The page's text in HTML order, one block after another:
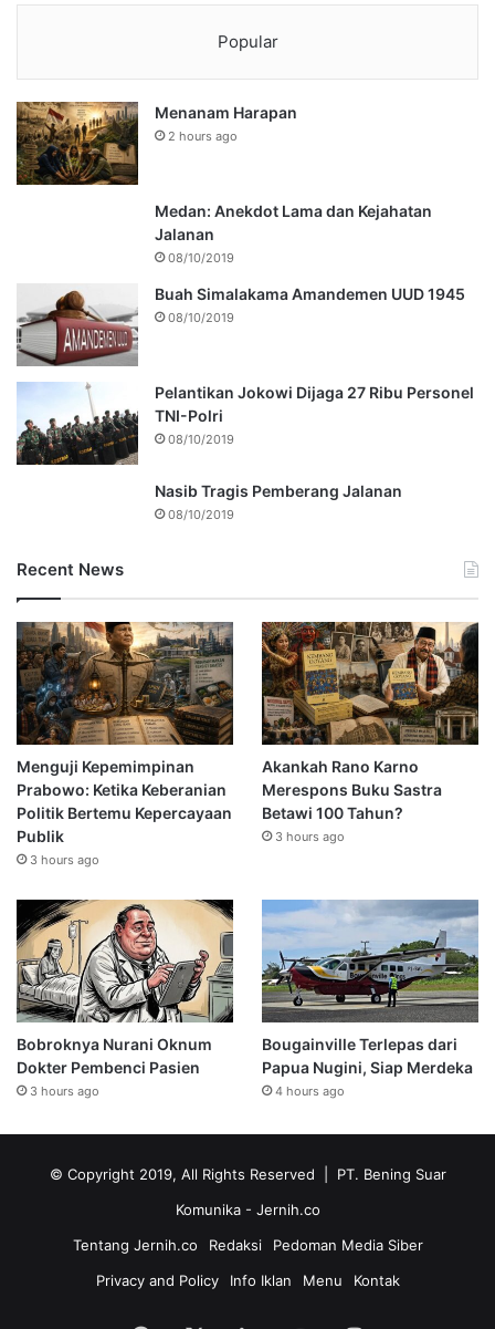
Popular
Menanam Harapan
2 hours ago
Medan: Anekdot Lama dan Kejahatan
Jalanan
08/10/2019
Buah Simalakama Amandemen UUD 1945
08/10/2019
Pelantikan Jokowi Dijaga 27 Ribu Personel
TNI-Polri
08/10/2019
Nasib Tragis Pemberang Jalanan
08/10/2019
Recent News
Menguji Kepemimpinan
Prabowo: Ketika Keberanian
Politik Bertemu Kepercayaan
Publik
3 hours ago
Akankah Rano Karno
Merespons Buku Sastra
Betawi 100 Tahun?
3 hours ago
Bobroknya Nurani Oknum
Dokter Pembenci Pasien
3 hours ago
Bougainville Terlepas dari
Papua Nugini, Siap Merdeka
4 hours ago
© Copyright 2019, All Rights Reserved | PT. Bening Suar
Komunika - Jernih.co
Tentang Jernih.co
Redaksi
Pedoman Media Siber
Privacy and Policy
Info Iklan Menu Kontak